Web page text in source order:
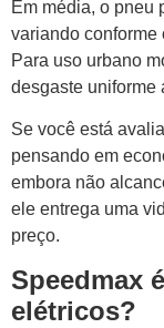
Em média, o pneu
variando conforme
Para uso urbano
desgaste uniforme
Se você está
pensando em
embora não
ele entrega uma
preço.
Speedmax
elétricos?